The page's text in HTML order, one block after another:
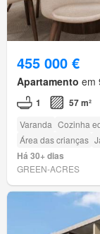
455 000 €
Apartamento em
1 57 m²
Varanda Cozinha
Área das crianças
Há 30+ dias
GREEN-ACRES